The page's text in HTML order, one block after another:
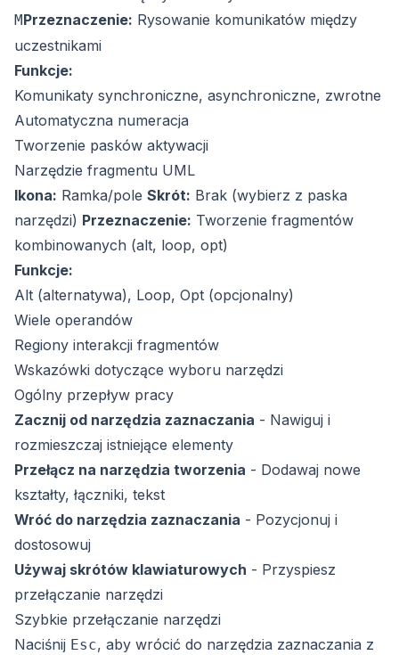
MPrzeznaczenie: Rysowanie komunikatów między
uczestnikami
Funkcje:
Komunikaty synchroniczne, asynchroniczne, zwrotne
Automatyczna numeracja
Tworzenie pasków aktywacji
Narzędzie fragmentu UML
Ikona: Ramka/pole Skrót: Brak (wybierz z paska
narzędzi) Przeznaczenie: Tworzenie fragmentów
kombinowanych (alt, loop, opt)
Funkcje:
Alt (alternatywa), Loop, Opt (opcjonalny)
Wiele operandów
Regiony interakcji fragmentów
Wskazówki dotyczące wyboru narzędzi
Ogólny przepływ pracy
Zacznij od narzędzia zaznaczania - Nawiguj i
rozmieszczaj istniejące elementy
Przełącz na narzędzia tworzenia - Dodawaj nowe
kształty, łączniki, tekst
Wróć do narzędzia zaznaczania - Pozycjonuj i
dostosowuj
Używaj skrótów klawiaturowych - Przyspiesz
przełączanie narzędzi
Szybkie przełączanie narzędzi
Naciśnij Esc, aby wrócić do narzędzia zaznaczania z